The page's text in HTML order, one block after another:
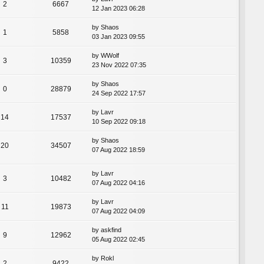
2 6667
12 Jan 2023 06:28
1 5858
by Shaos
03 Jan 2023 09:55
3 10359
by WWolf
23 Nov 2022 07:35
0 28879
by Shaos
24 Sep 2022 17:57
14 17537
by
Lavr
10 Sep 2022 09:18
20 34507
by Shaos
07 Aug 2022 18:59
3 10482
by
Lavr
07 Aug 2022 04:16
11 19873
by
Lavr
07 Aug 2022 04:09
9 12962
by askfind
05 Aug 2022 02:45
by Rokl